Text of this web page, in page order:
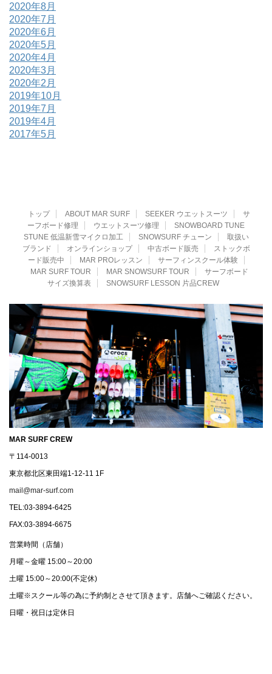
2020年8月
2020年7月
2020年6月
2020年5月
2020年4月
2020年3月
2020年2月
2019年10月
2019年7月
2019年4月
2017年5月
トップ ABOUT MAR SURF SEEKER ウエットスーツ
サ
ーフボード修理
ウエットスーツ修理
SNOWBOARD TUNE
STUNE 低温新雪マイクロ加工
SNOWSURF チューン
取扱い
ブランド
オンラインショップ 中古ボード販売
ストックボ
ード販売中
MAR PROレッスン
サーフィンスクール体験
MAR SURF TOUR
MAR SNOWSURF TOUR
サーフボード
サイズ換算表
SNOWSURF LESSON 片品CREW
MAR SURF CREW
〒114-0013
東京都北区東田端1-12-11 1F
mail@mar-surf.com
TEL:03-3894-6425
FAX:03-3894-6675
営業時間（店舗）
月曜～金曜 15:00～20:00
土曜 15:00～20:00(不定休)
土曜※スクール等の為に予約制とさせて頂きます。店舗へご確認ください。
日曜・祝日は定休日